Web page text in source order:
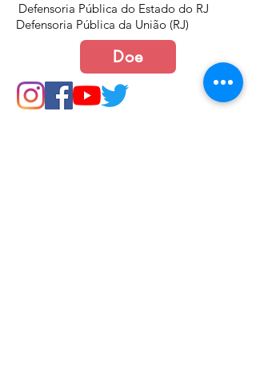
Defensoria Pública do Estado do RJ
Defensoria Pública da União (RJ)
Doe